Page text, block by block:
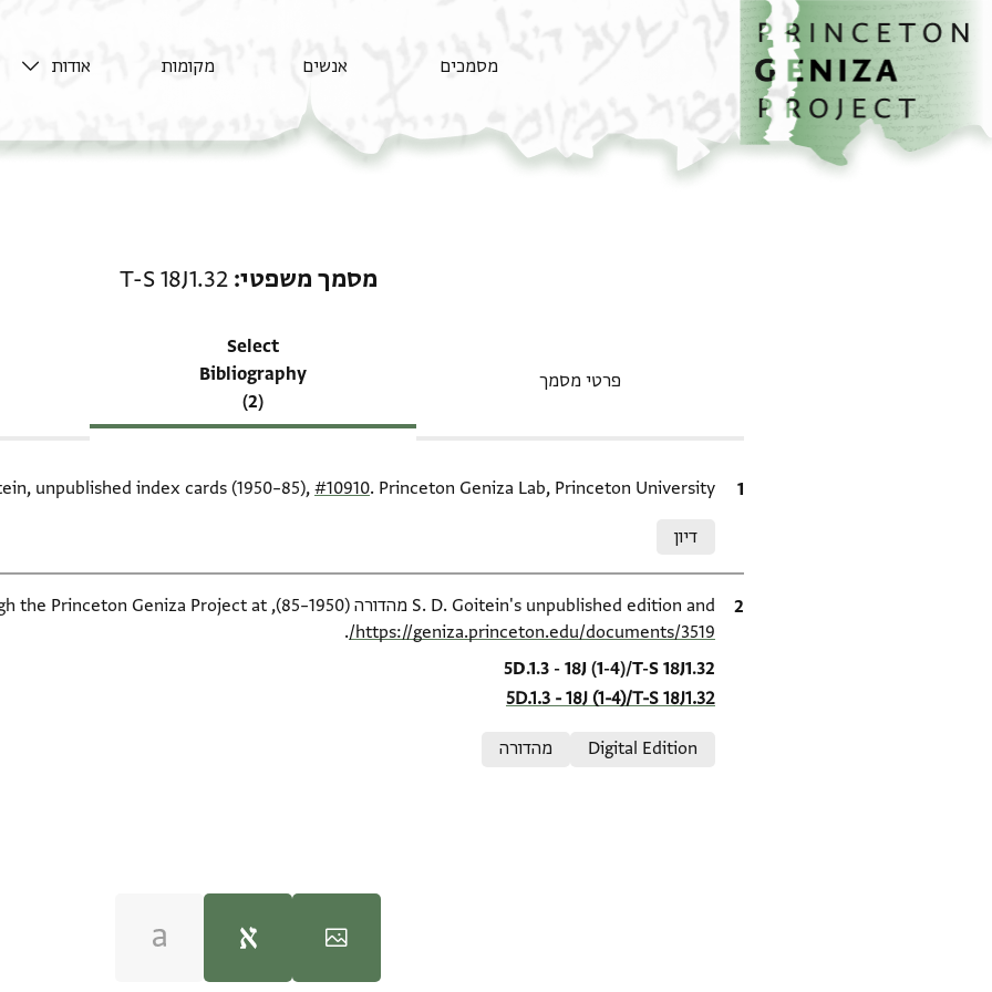
דילוג לתוכן
דף הבית
מסמכים אנשים מקומות אודות
מסמך משפטי T-S 18J1.32
פרטי מסמך
Select
Bibliography
(2)
ציטוט unpublished index cards (1950–85), #10910. Princeton Geniza Lab, Princeton University.
דיון
ציטוט
S. D. Goitein's unpublished edition and מהדורה (1950–85), available online through the Princeton Geniza Project at
https://geniza.princeton.edu/documents/3519/
.
Location in source
5D.1.3 - 18J (1-4)/T-S 18J1.32
5D.1.3 - 18J (1-4)/T-S 18J1.32
Digital Edition
מהדורה